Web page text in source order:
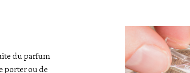
du parfum
porter ou de